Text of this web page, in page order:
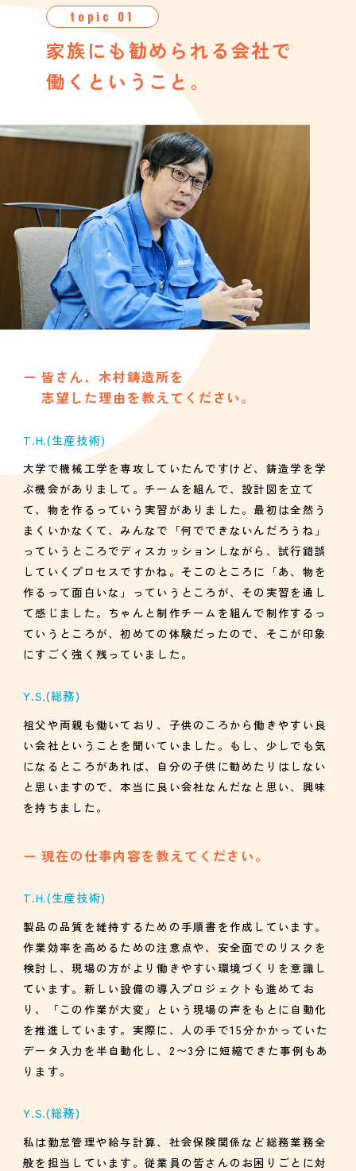
topic 01
家族にも勧められる会社で
働くということ。
皆さん、木村鋳造所を
志望した理由を教えてください。
T.H.(生産技術)
大学で機械工学を専攻していたんですけど、鋳造学を学
ぶ機会がありまして。チームを組んで、設計図を立て
て、物を作るっていう実習がありました。最初は全然う
まくいかなくて、みんなで「何でできないんだろうね」
っていうところでディスカッションしながら、試行錯誤
していくプロセスですかね。そこのところに「あ、物を
作るって面白いな」っていうところが、その実習を通し
て感じました。ちゃんと制作チームを組んで制作するっ
ていうところが、初めての体験だったので、そこが印象
にすごく強く残っていました。
Y.S.(総務)
祖父や両親も働いており、子供のころから働きやすい良
い会社ということを聞いていました。もし、少しでも気
になるところがあれば、自分の子供に勧めたりはしない
と思いますので、本当に良い会社なんだなと思い、興味
を持ちました。
現在の仕事内容を教えてください。
T.H.(生産技術)
製品の品質を維持するための手順書を作成しています。
作業効率を高めるための注意点や、安全面でのリスクを
検討し、現場の方がより働きやすい環境づくりを意識し
ています。新しい設備の導入プロジェクトも進めてお
り、「この作業が大変」という現場の声をもとに自動化
を推進しています。実際に、人の手で15分かかっていた
データ入力を半自動化し、2〜3分に短縮できた事例もあ
ります。
Y.S.(総務)
私は勤怠管理や給与計算、社会保険関係など総務業務全
般を担当しています。従業員の皆さんのお困りごとに対